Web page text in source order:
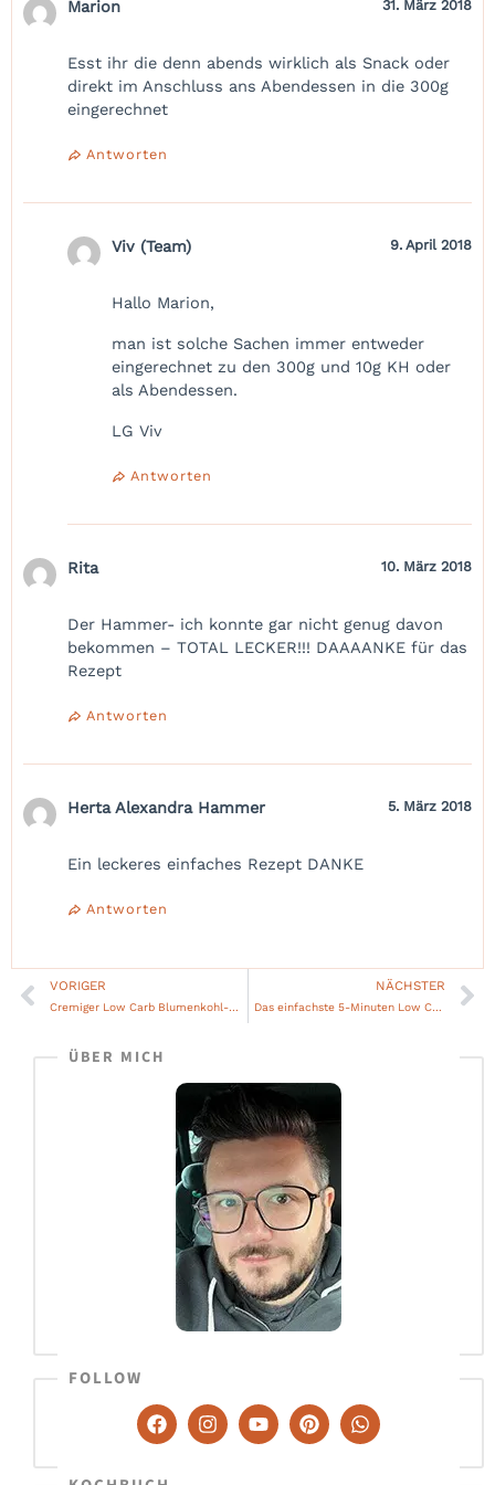
Marion 31. März 2018
Esst ihr die denn abends wirklich als Snack oder
direkt im Anschluss ans Abendessen in die 300g
eingerechnet
Antworten
Viv (Team) 9. April 2018
Hallo Marion,
man ist solche Sachen immer entweder
eingerechnet zu den 300g und 10g KH oder
als Abendessen.
LG Viv
Antworten
Rita 10. März 2018
Der Hammer- ich konnte gar nicht genug davon
bekommen – TOTAL LECKER!!! DAAAANKE für das
Rezept
Antworten
Herta Alexandra Hammer 5. März 2018
Ein leckeres einfaches Rezept DANKE
Antworten
Zurück
VORIGER
Cremiger Low Carb Blumenkohl-Käse-Auflauf mit Schinken
NÄCHSTER
Das einfachste 5-Minuten Low Carb Räucherlachs Sushi ohne Algen
ÜBER MICH
FOLLOW
F
a
c
I
n
s
Y
o
u
P
i
n
W
h
a